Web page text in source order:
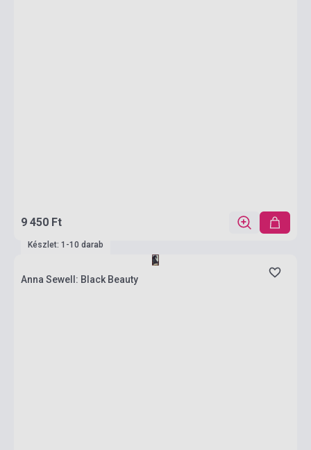
9 450 Ft
Készlet: 1-10 darab
Anna Sewell: Black Beauty